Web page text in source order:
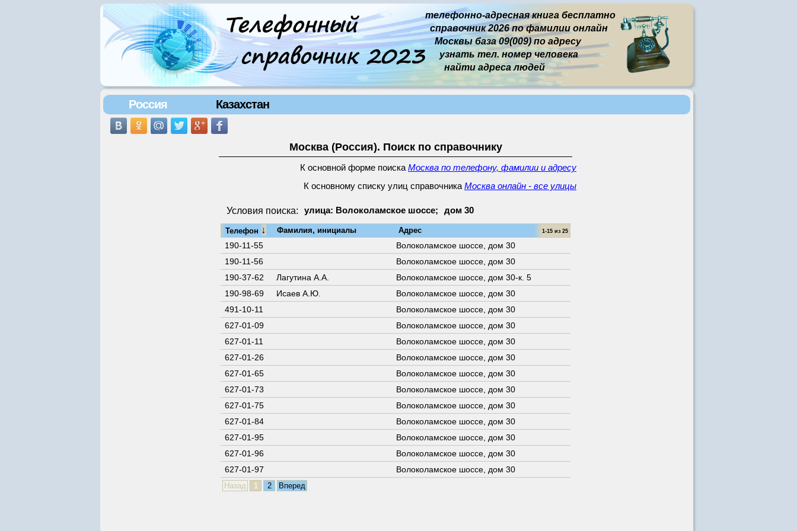
телефонно-адресная книга бесплатно
справочник 2026 по фамилии онлайн
Москвы база 09(009) по адресу
узнать тел. номер человека
найти адреса людей
Россия Казахстан
Москва (Россия). Поиск по справочнику
К основной форме поиска Москва по телефону, фамилии и адресу
К основному списку улиц справочника Москва онлайн - все улицы
Условия поиска: улица: Волоколамское шоссе; дом 30
Телефон ↓ Фамилия, инициалы Адрес 1-15 из 25
190-11-55 Волоколамское шоссе, дом 30
190-11-56
Волоколамское шоссе, дом 30
190-37-62
Лагутина А.А. Волоколамское шоссе, дом 30-к. 5
190-98-69
Исаев А.Ю. Волоколамское шоссе, дом 30
491-10-11
Волоколамское шоссе, дом 30
627-01-09
Волоколамское шоссе, дом 30
627-01-11
Волоколамское шоссе, дом 30
627-01-26
Волоколамское шоссе, дом 30
627-01-65
Волоколамское шоссе, дом 30
627-01-73
Волоколамское шоссе, дом 30
627-01-75
Волоколамское шоссе, дом 30
627-01-84
Волоколамское шоссе, дом 30
627-01-95
Волоколамское шоссе, дом 30
627-01-96
Волоколамское шоссе, дом 30
627-01-97
Волоколамское шоссе, дом 30
Назад 1 2 Вперед